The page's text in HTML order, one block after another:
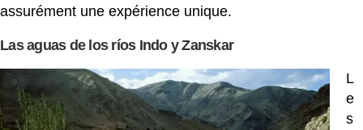
assurément une expérience unique.
Las aguas de los ríos Indo y Zanskar
L
e
s